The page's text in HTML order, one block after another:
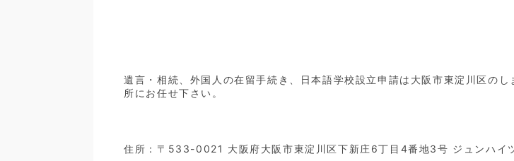
遺言・相続、外国人の在留手続き、日本語学校設立申請は大阪市東淀川区のし
所にお任せ下さい。
住所：〒533-0021 大阪府大阪市東淀川区下新庄6丁目4番地3号 ジュンハイ